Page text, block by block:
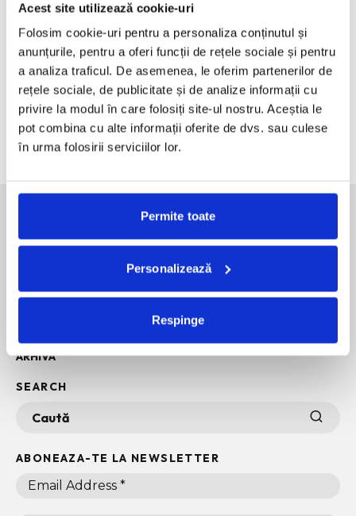
Acest site utilizează cookie-uri
Folosim cookie-uri pentru a personaliza conținutul și
anunțurile, pentru a oferi funcții de rețele sociale și pentru
a analiza traficul. De asemenea, le oferim partenerilor de
rețele sociale, de publicitate și de analize informații cu
privire la modul în care folosiți site-ul nostru. Aceștia le
pot combina cu alte informații oferite de dvs. sau culese
în urma folosirii serviciilor lor.
Permite toate
Personalizează
Respinge
Bucurestiul pe harta globala a Mercedes-Benz
Funda, element cheie in designul rochiilor de ocazie
KAWS: Art & Comix la Albertina Modern – cand benzile
desenate intra in muzeu
The Outsider. Andreea Macri. 13 ani de fotografie de moda
intr-o expozitie.
60 de ani de Pepsi, celebrati printr-o expozitie-eveniment
POLITICA DE CONFIDENTIALITATE
INFO + TERMENI SI CONDITII
ARHIVA
SEARCH
ABONEAZA-TE LA NEWSLETTER